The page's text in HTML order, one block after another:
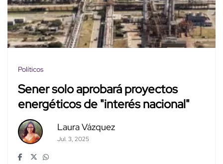
Políticos
Sener solo aprobará proyectos
energéticos de "interés nacional"
Laura Vázquez
Jul. 3, 2025